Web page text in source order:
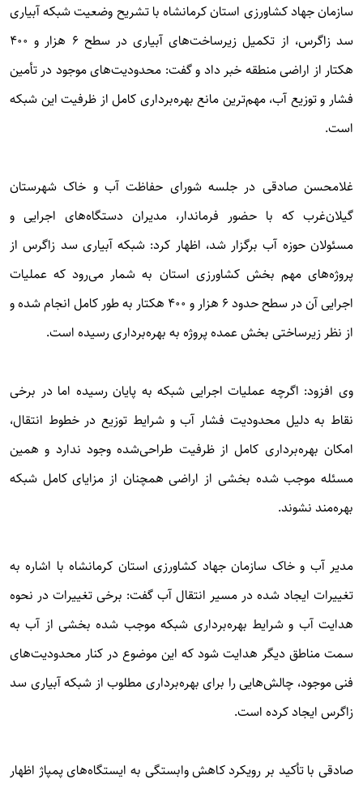
سازمان جهاد کشاورزی استان کرمانشاه با تشریح وضعیت شبکه آبیاری
سد زاگرس، از تکمیل زیرساخت‌های آبیاری در سطح ۶ هزار و ۴۰۰
هکتار از اراضی منطقه خبر داد و گفت: محدودیت‌های موجود در تأمین
فشار و توزیع آب، مهم‌ترین مانع بهره‌برداری کامل از ظرفیت این شبکه
است.
غلامحسن صادقی در جلسه شورای حفاظت آب و خاک شهرستان
گیلان‌غرب که با حضور فرماندار، مدیران دستگاه‌های اجرایی و
مسئولان حوزه آب برگزار شد، اظهار کرد: شبکه آبیاری سد زاگرس از
پروژه‌های مهم بخش کشاورزی استان به شمار می‌رود که عملیات
اجرایی آن در سطح حدود ۶ هزار و ۴۰۰ هکتار به طور کامل انجام شده و
از نظر زیرساختی بخش عمده پروژه به بهره‌برداری رسیده است.
وی افزود: اگرچه عملیات اجرایی شبکه به پایان رسیده اما در برخی
نقاط به دلیل محدودیت فشار آب و شرایط توزیع در خطوط انتقال،
امکان بهره‌برداری کامل از ظرفیت طراحی‌شده وجود ندارد و همین
مسئله موجب شده بخشی از اراضی همچنان از مزایای کامل شبکه
بهره‌مند نشوند.
مدیر آب و خاک سازمان جهاد کشاورزی استان کرمانشاه با اشاره به
تغییرات ایجاد شده در مسیر انتقال آب گفت: برخی تغییرات در نحوه
هدایت آب و شرایط بهره‌برداری شبکه موجب شده بخشی از آب به
سمت مناطق دیگر هدایت شود که این موضوع در کنار محدودیت‌های
فنی موجود، چالش‌هایی را برای بهره‌برداری مطلوب از شبکه آبیاری سد
زاگرس ایجاد کرده است.
صادقی با تأکید بر رویکرد کاهش وابستگی به ایستگاه‌های پمپاژ اظهار